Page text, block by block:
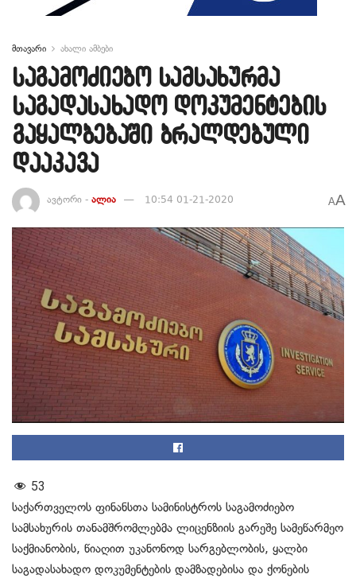
მთავარი ახალი ამბები
საგამოძიებო სამსახურმა
საგადასახადო დოკუმენტების
გაყალბებაში ბრალდებული
დააკავა
ავტორი - ალია 10:54 01-21-2020 AA
53
საქართველოს ფინანსთა სამინისტროს საგამოძიებო
სამსახურის თანამშრომლებმა ლიცენზიის გარეშე სამეწარმეო
საქმიანობის, წიაღით უკანონოდ სარგებლობის, ყალბი
საგადასახადო დოკუმენტების დამზადებისა და ქონების